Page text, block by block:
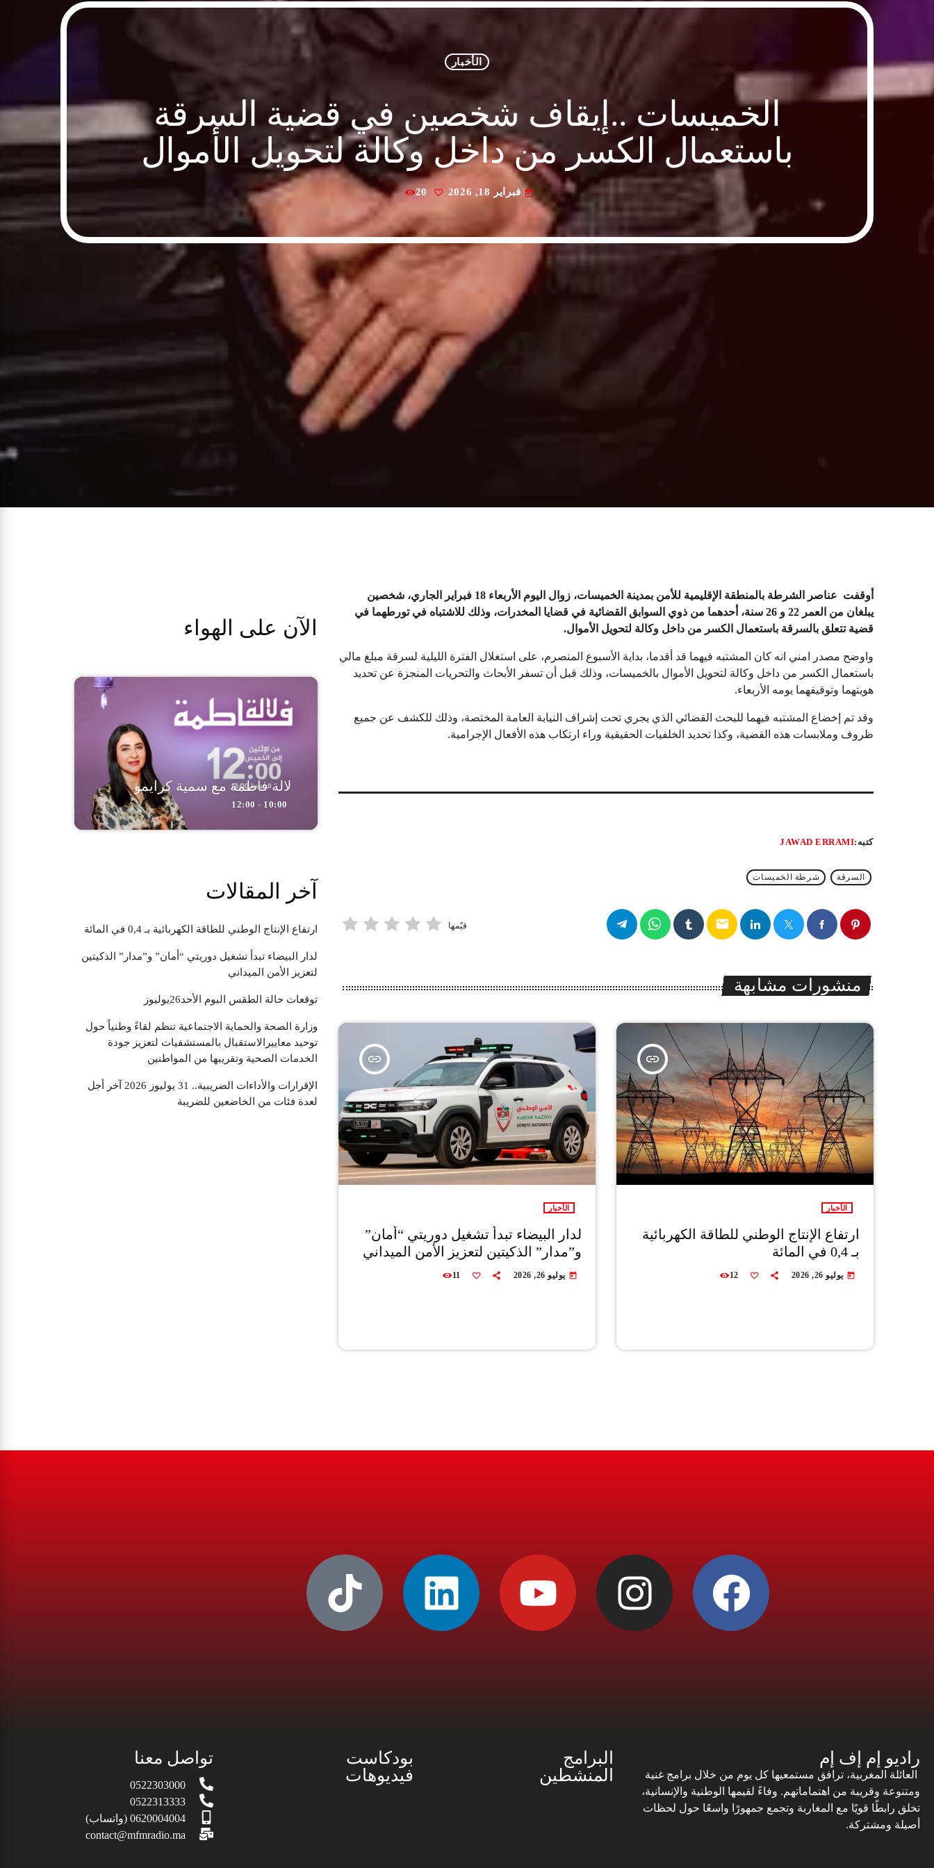
الأخبار
الخميسات ..إيقاف شخصين في قضية السرقة
باستعمال الكسر من داخل وكالة لتحويل الأموال
today فبراير 18, 2026 20
أوقفت عناصر الشرطة بالمنطقة الإقليمية للأمن بمدينة الخميسات، زوال اليوم الأربعاء 18 فبراير الجاري، شخصين
يبلغان من العمر 22 و 26 سنة، أحدهما من ذوي السوابق القضائية في قضايا المخدرات، وذلك للاشتباه في تورطهما في
قضية تتعلق بالسرقة باستعمال الكسر من داخل وكالة لتحويل الأموال.
واوضح مصدر امني انه كان المشتبه فيهما قد أقدما، بداية الأسبوع المنصرم، على استغلال الفترة الليلية لسرقة مبلغ مالي
باستعمال الكسر من داخل وكالة لتحويل الأموال بالخميسات، وذلك قبل أن تسفر الأبحاث والتحريات المنجزة عن تحديد
هويتهما وتوقيفهما يومه الأربعاء.
وقد تم إخضاع المشتبه فيهما للبحث القضائي الذي يجري تحت إشراف النيابة العامة المختصة، وذلك للكشف عن جميع
ظروف وملابسات هذه القضية، وكذا تحديد الخلفيات الحقيقية وراء ارتكاب هذه الأفعال الإجرامية.
كتبه:JAWAD ERRAMI
السرقة شرطة الخميسات
email قيّمها
منشورات مشابهة
insert_link
الأخبار
ارتفاع الإنتاج الوطني للطاقة الكهربائية
بـ 0,4 في المائة
today يوليو 26, 2026 12
insert_link
الأخبار
لدار البيضاء تبدأ تشغيل دوريتي “أمان”
و”مدار” الذكيتين لتعزيز الأمن الميداني
today يوليو 26, 2026 11
الآن على الهواء
لالة فاطمة مع سمية كرايمو
10:00 - 12:00
آخر المقالات
ارتفاع الإنتاج الوطني للطاقة الكهربائية بـ 0,4 في المائة
لدار البيضاء تبدأ تشغيل دوريتي “أمان” و”مدار” الذكيتين
لتعزيز الأمن الميداني
توقعات حالة الطقس البوم الأحد26يوليوز
وزارة الصحة والحماية الاجتماعية تنظم لقاءً وطنياً حول
توحيد معاييرالاستقبال بالمستشفيات لتعزيز جودة
الخدمات الصحية وتقريبها من المواطنين
الإقرارات والأداءات الضريبية.. 31 يوليوز 2026 آخر أجل
لعدة فئات من الخاضعين للضريبة
راديو إم إف إم
العائلة المغربية، ترافق مستمعيها كل يوم من خلال برامج غنية
ومتنوعة وقريبة من اهتماماتهم. وفاءً لقيمها الوطنية والإنسانية،
تخلق رابطًا قويًا مع المغاربة وتجمع جمهورًا واسعًا حول لحظات
أصيلة ومشتركة.
البرامج
المنشطين
بودكاست
فيديوهات
تواصل معنا
0522303000
0522313333
0620004004 (واتساب)
contact@mfmradio.ma